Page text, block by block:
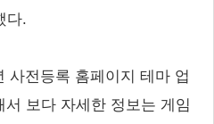
다.
사전등록 홈페이지 테마 업
보다 자세한 정보는 게임